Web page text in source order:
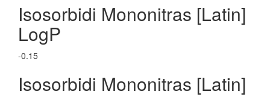
Isosorbidi Mononitras [Latin]
LogP
-0.15
Isosorbidi Mononitras [Latin]